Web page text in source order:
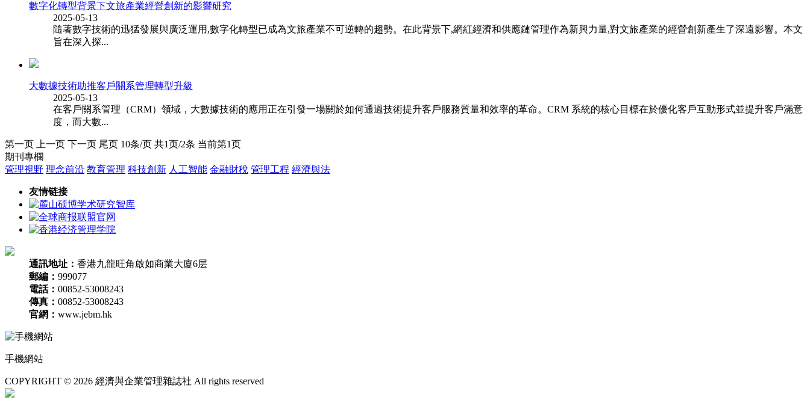
數字化轉型背景下文旅產業經營創新的影響研究
2025-05-13
隨著數字技術的迅猛發展與廣泛運用,數字化轉型已成為文旅產業不可逆轉的趨勢。在此背景下,網紅經濟和供應鏈管理作為新興力量,對文旅產業的經營創新產生了深遠影響。本文
旨在深入探...
大數據技術助推客戶關系管理轉型升級
2025-05-13
在客戶關系管理（CRM）領域，大數據技術的應用正在引發一場關於如何通過技術提升客戶服務質量和效率的革命。CRM 系統的核心目標在於優化客戶互動形式並提升客戶滿意
度，而大數...
第一页 上一页 下一页 尾页 10条/页 共1页/2条 当前第1页
期刊專欄
管理視野 理念前沿 教育管理 科技創新 人工智能 金融財稅 管理工程 經濟與法
友情链接
通訊地址： 香港九龍旺角啟如商業大廈6层
郵編： 999077
電話： 00852-53008243
傳真： 00852-53008243
官網： www.jebm.hk
手機網站
COPYRIGHT © 2026 經濟與企業管理雜誌社 All rights reserved